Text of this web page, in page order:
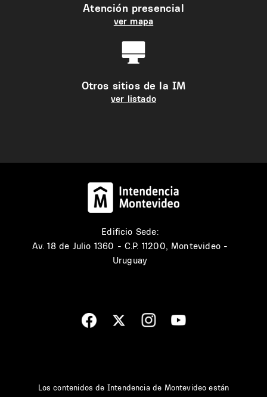
Atención presencial
ver mapa
Otros sitios de la IM
ver listado
Edificio Sede:
Av. 18 de Julio 1360 - C.P. 11200, Montevideo -
Uruguay
Los contenidos de Intendencia de Montevideo están